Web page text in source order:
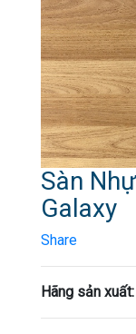
Sàn
Galaxy
Share
Hãng sản xuất: